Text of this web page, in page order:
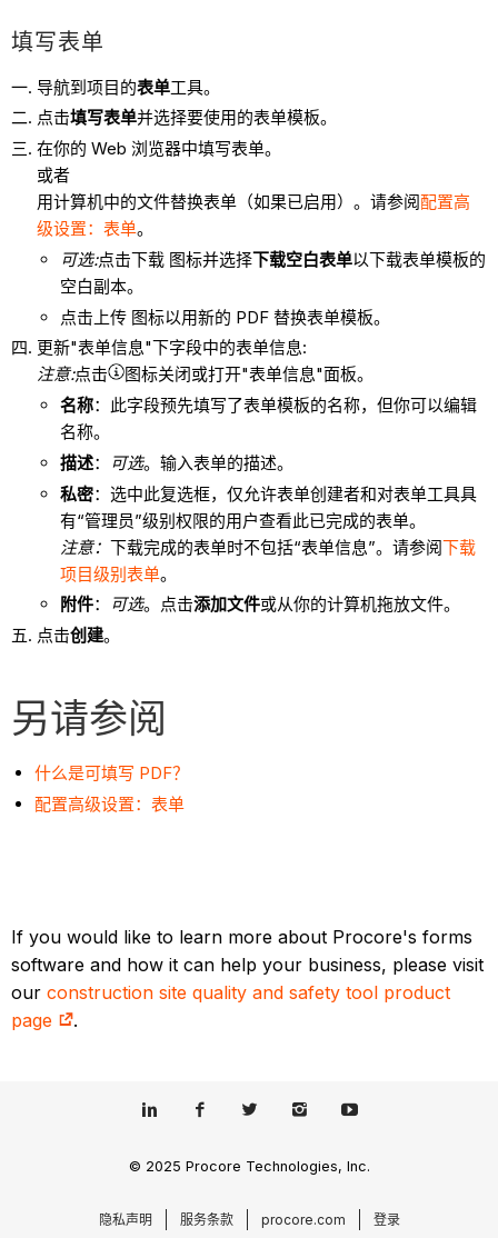
填写表单
导航到项目的表单工具。
点击填写表单并选择要使用的表单模板。
在你的 Web 浏览器中填写表单。
或者
用计算机中的文件替换表单（如果已启用）。请参阅配置高
级设置：表单。
可选:点击下载 图标并选择下载空白表单以下载表单模板的
空白副本。
点击上传 图标以用新的 PDF 替换表单模板。
更新"表单信息"下字段中的表单信息:
注意:点击
图标关闭或打开"表单信息"面板。
名称：此字段预先填写了表单模板的名称，但你可以编辑
名称。
描述： 可选。输入表单的描述。
私密：选中此复选框，仅允许表单创建者和对表单工具具
有“管理员”级别权限的用户查看此已完成的表单。
注意： 下载完成的表单时不包括“表单信息”。请参阅下载
项目级别表单。
附件： 可选。点击添加文件或从你的计算机拖放文件。
点击创建。
另请参阅
什么是可填写 PDF？
配置高级设置：表单
If you would like to learn more about Procore's forms
software and how it can help your business, please visit
ourconstruction site quality and safety tool product
page
.
© 2025 Procore Technologies, Inc.
隐私声明 服务条款 procore.com 登录